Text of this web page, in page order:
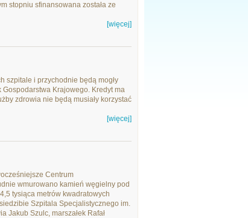
stopniu sfinansowana została ze
[więcej]
szpitale i przychodnie będą mogły
Krajowego. Kredyt ma
zdrowia nie będą musiały korzystać
[więcej]
Centrum
wmurowano kamień węgielny pod
tysiąca metrów kwadratowych
Szpitala Specjalistycznego im.
Jakub Szulc, marszałek Rafał